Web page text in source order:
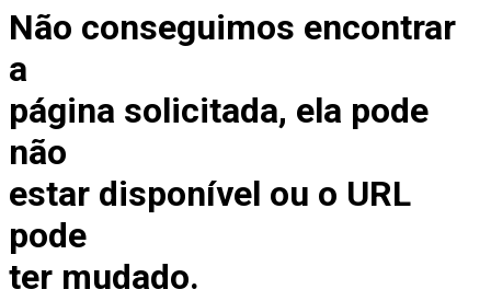
Não conseguimos encontrar
a
página solicitada, ela pode
não
estar disponível ou o URL
pode
ter mudado.